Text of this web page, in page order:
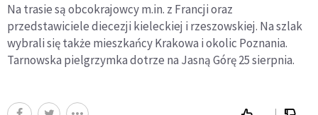
Na trasie są obcokrajowcy m.in. z Francji oraz
przedstawiciele diecezji kieleckiej i rzeszowskiej. Na szlak
wybrali się także mieszkańcy Krakowa i okolic Poznania.
Tarnowska pielgrzymka dotrze na Jasną Górę 25 sierpnia.